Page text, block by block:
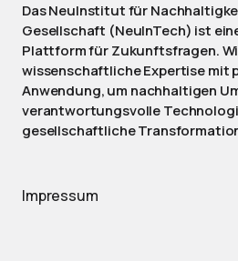
Das NeuInstitut für
Gesellschaft (NeuInTech) ist
Plattform für Zukunftsfragen.
wissenschaftliche Expertise mit
Anwendung, um nachhaltigen
verantwortungsvolle
gesellschaftliche
Impressum